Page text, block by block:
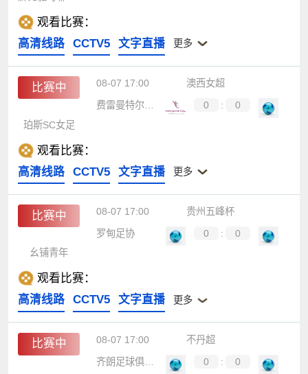
观看比赛：
高清线路
CCTV5 文字直播 更多
比赛中 08-07 17:00
澳西女超
费雷曼特尔市女足
0 :
0
珀斯SC女足
观看比赛：
高清线路
CCTV5 文字直播 更多
比赛中 08-07 17:00
贵州五峰杯
罗甸足协
0 :
0
幺铺青年
观看比赛：
高清线路
CCTV5 文字直播 更多
比赛中 08-07 17:00
不丹超
齐朗足球俱乐部
0 :
0